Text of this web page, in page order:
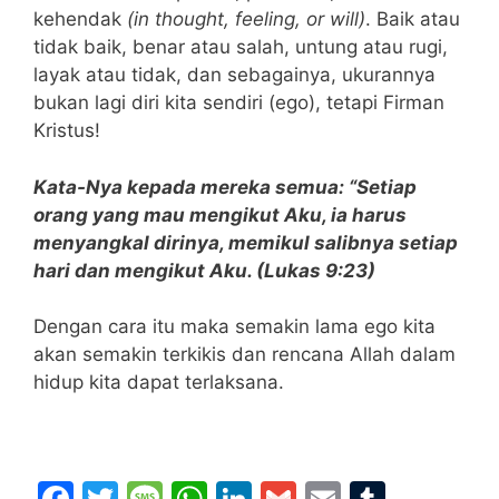
kehendak (in thought, feeling, or will). Baik atau
tidak baik, benar atau salah, untung atau rugi,
layak atau tidak, dan sebagainya, ukurannya
bukan lagi diri kita sendiri (ego), tetapi Firman
Kristus!
Kata-Nya kepada mereka semua: “Setiap
orang yang mau mengikut Aku, ia harus
menyangkal dirinya, memikul salibnya setiap
hari dan mengikut Aku. (Lukas 9:23)
Dengan cara itu maka semakin lama ego kita
akan semakin terkikis dan rencana Allah dalam
hidup kita dapat terlaksana.